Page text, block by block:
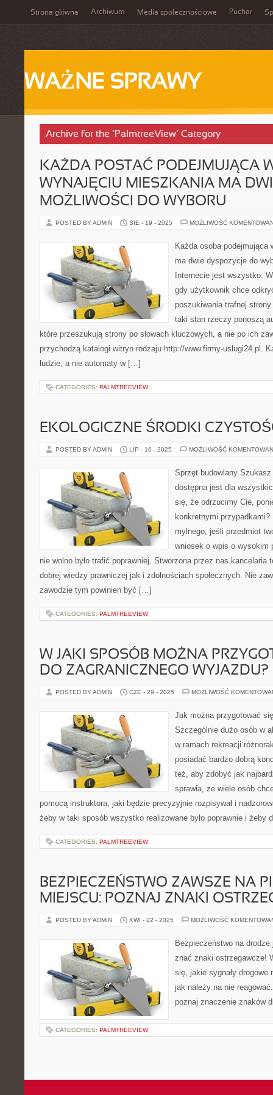
Strona główna Archiwum Media społecznościowe Puchar
WAŻNE SPRAWY
Archive for the ‘PalmtreeView’ Category
KAŻDA POSTAĆ PODEJMUJĄCA
WYNAJĘCIU MIESZKANIA MA
MOŻLIWOŚCI DO WYBORU
POSTED BY ADMIN SIE - 19 - 2025 MOŻLIWOŚĆ
Każda osoba podejmująca
ma dwie dyspozycje do
Internecie jest wszystko.
gdy użytkownik chce
poszukiwania trafnej
taki stan rzeczy ponoszą
które przeszukują strony po słowach kluczowych, a nie po ich
przychodzą katalogi witryn rodzaju http://www.firmy-uslugi24.pl.
ludzie, a nie automaty w […]
CATEGORIES: PALMTREEVIEW
EKOLOGICZNE ŚRODKI
POSTED BY ADMIN LIP - 16 - 2025 MOŻLIWOŚĆ
Sprzęt budowlany
dostępna jest dla
się, że odrzucimy Cie,
konkretnymi
mylnego, jeśli przedmiot
wniosek o wpis o wysokim
nie wolno było trafić poprawniej. Stworzona przez nas kancelaria
dobrej wiedzy prawniczej jak i zdolnościach społecznych. Nie
zawodzie tym powinien być […]
CATEGORIES: PALMTREEVIEW
W JAKI SPOSÓB MOŻNA
DO ZAGRANICZNEGO WYJAZDU?
POSTED BY ADMIN CZE - 29 - 2025 MOŻLIWOŚĆ
Jak można przygotować
Szczególnie dużo osób w
w ramach rekreacji
posiadać bardzo dobrą
też, aby zdobyć jak
sprawia, że wiele osób
pomocą instruktora, jaki będzie precyzyjnie rozpisywał i
żeby w taki sposób wszystko realizowane było poprawnie i żeby
CATEGORIES: PALMTREEVIEW
BEZPIECZEŃSTWO ZAWSZE NA
MIEJSCU: POZNAJ ZNAKI
POSTED BY ADMIN KWI - 22 - 2025 MOŻLIWOŚĆ
Bezpieczeństwo na
znać znaki ostrzegawcze!
się, jakie sygnały
jak należy na nie
poznaj znaczenie znaków
CATEGORIES: PALMTREEVIEW